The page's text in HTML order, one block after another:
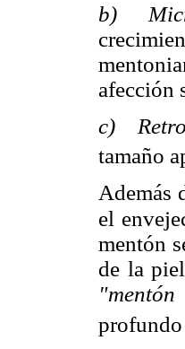
b)
afección
c)
tamaño
Además
el
mentón
de la